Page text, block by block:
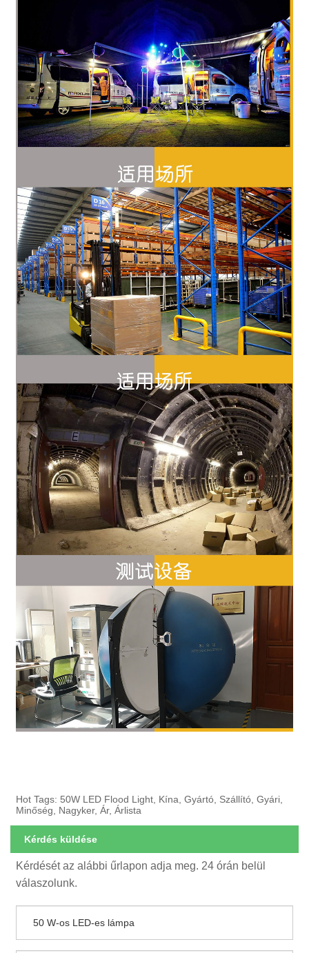
Hot Tags: 50W LED Flood Light, Kína, Gyártó, Szállító, Gyári,
Minőség, Nagyker, Ár, Árlista
Kérdés küldése
Kérdését az alábbi űrlapon adja meg. 24 órán belül
válaszolunk.